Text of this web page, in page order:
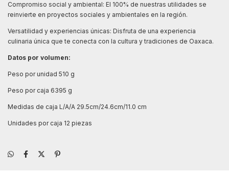
Compromiso social y ambiental: El 100% de nuestras utilidades se
reinvierte en proyectos sociales y ambientales en la región.
Versatilidad y experiencias únicas: Disfruta de una experiencia
culinaria única que te conecta con la cultura y tradiciones de Oaxaca.
Datos por volumen:
Peso por unidad 510 g
Peso por caja 6395 g
Medidas de caja L/A/A 29.5cm/24.6cm/11.0 cm
Unidades por caja 12 piezas